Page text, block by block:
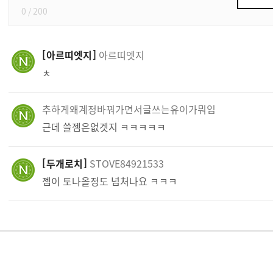
0 / 200
아르띠엣지 아르띠엣지
ㅊ
추하게왜계정바꿔가면서글쓰는유이가뭐임
근데 쓸젬은없겟지 ㅋㅋㅋㅋㅋ
두개로치 STOVE84921533
젬이 토나올정도 넘처나요 ㅋㅋㅋ